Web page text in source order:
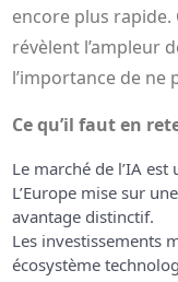
encore plus
révèlent l’ampleur
l’importance de ne
Ce qu’il faut en
Le marché de l’IA
L’Europe mise sur
avantage distinctif.
Les investissements
écosystème